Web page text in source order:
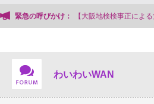
緊急の呼びかけ：
を支援する会事務局
わいわいWAN